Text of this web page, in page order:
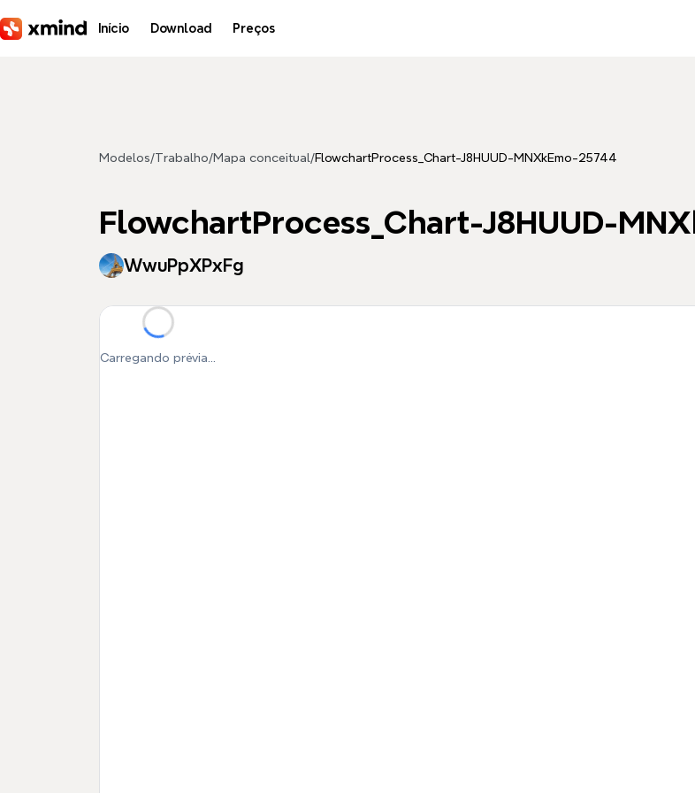
Início Download Preços
Modelos/Trabalho/Mapa conceitual/FlowchartProcess_Chart-J8HUUD-MNXkEmo-25744
FlowchartProcess_Chart-J8HUUD-
WwuPpXPxFg
Carregando prévia...